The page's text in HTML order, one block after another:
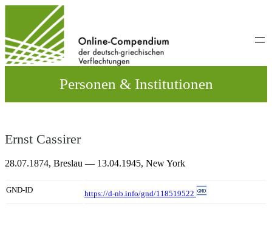
wechseln
Personen & Institutionen
Ernst Cassirer
28.07.1874, Breslau — 13.04.1945, New York
GND-ID https://d-nb.info/gnd/118519522